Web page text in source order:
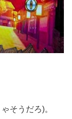
そうだろ)。